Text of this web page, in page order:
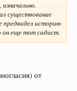
существование
предвидел историю
он еще тот садист.
от